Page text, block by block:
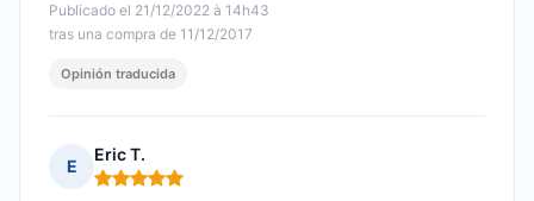
Publicado el 21/12/2022 à 14h43
tras una compra de 11/12/2017
Opinión traducida
E
Eric T.
Nota: 5 de 5